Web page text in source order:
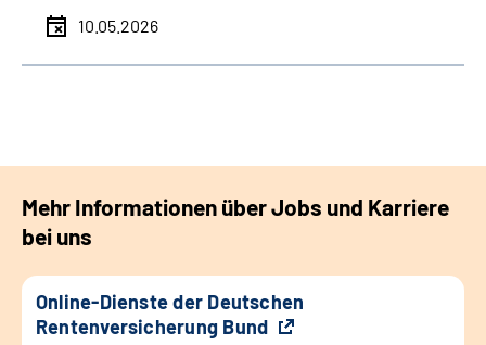
10.05.2026
Mehr Informationen über Jobs und Karriere
bei uns
Online-Dienste der Deutschen
Rentenversicherung Bund